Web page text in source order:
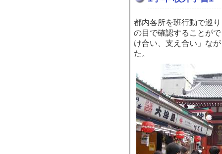
都内各所を班行動で巡
の目で確認することが
け合い、支え合い」な
た。